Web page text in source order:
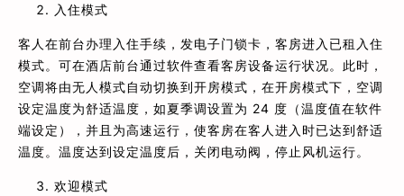
入住模式
客人在前台办理入住手续，发电子门锁卡，客房进入已租入住
模式。可在酒店前台通过软件查看客房设备运行状况。此时，
空调将由无人模式自动切换到开房模式，在开房模式下，空调
设定温度为舒适温度，如夏季调设置为 24 度（温度值在软件
端设定），并且为高速运行，使客房在客人进入时已达到舒适
温度。温度达到设定温度后，关闭电动阀，停止风机运行。
欢迎模式